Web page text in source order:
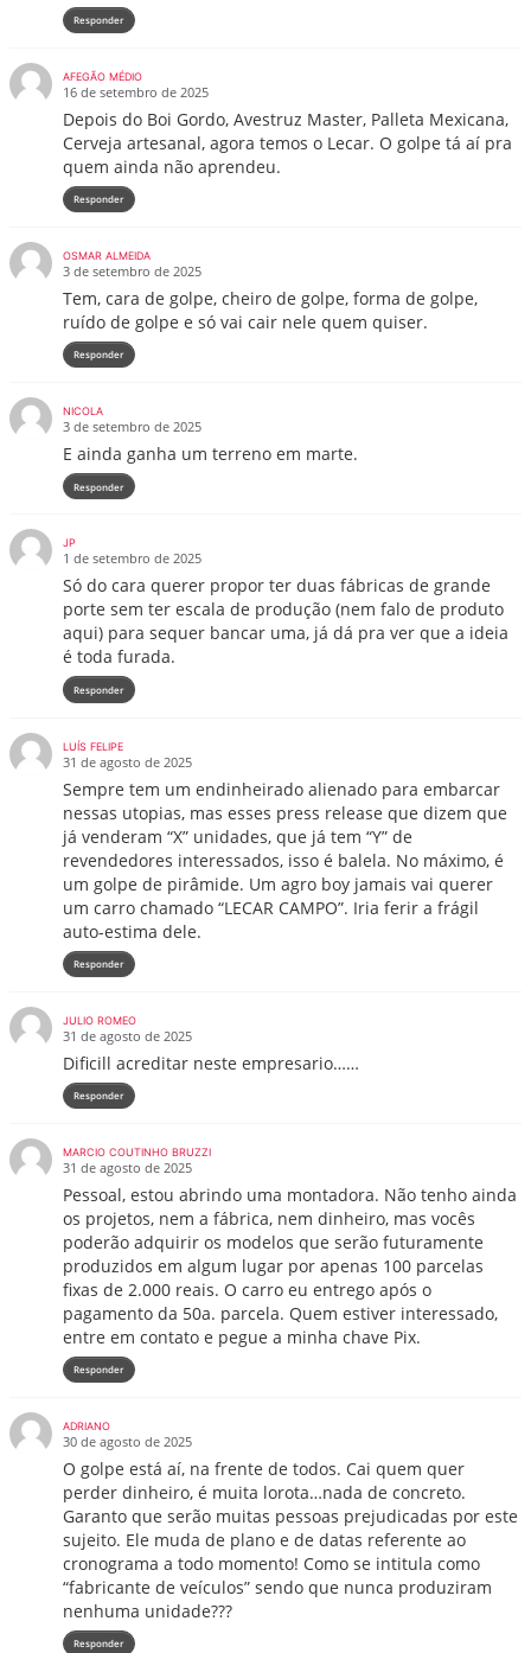
Responder
AFEGÃO MÉDIO
16 de setembro de 2025
Depois do Boi Gordo, Avestruz Master, Palleta Mexicana,
Cerveja artesanal, agora temos o Lecar. O golpe tá aí pra
quem ainda não aprendeu.
Responder
OSMAR ALMEIDA
3 de setembro de 2025
Tem, cara de golpe, cheiro de golpe, forma de golpe,
ruído de golpe e só vai cair nele quem quiser.
Responder
NICOLA
3 de setembro de 2025
E ainda ganha um terreno em marte.
Responder
JP
1 de setembro de 2025
Só do cara querer propor ter duas fábricas de grande
porte sem ter escala de produção (nem falo de produto
aqui) para sequer bancar uma, já dá pra ver que a ideia
é toda furada.
Responder
LUÍS FELIPE
31 de agosto de 2025
Sempre tem um endinheirado alienado para embarcar
nessas utopias, mas esses press release que dizem que
já venderam “X” unidades, que já tem “Y” de
revendedores interessados, isso é balela. No máximo, é
um golpe de pirâmide. Um agro boy jamais vai querer
um carro chamado “LECAR CAMPO”. Iria ferir a frágil
auto-estima dele.
Responder
JULIO ROMEO
31 de agosto de 2025
Dificill acreditar neste empresario……
Responder
MARCIO COUTINHO BRUZZI
31 de agosto de 2025
Pessoal, estou abrindo uma montadora. Não tenho ainda
os projetos, nem a fábrica, nem dinheiro, mas vocês
poderão adquirir os modelos que serão futuramente
produzidos em algum lugar por apenas 100 parcelas
fixas de 2.000 reais. O carro eu entrego após o
pagamento da 50a. parcela. Quem estiver interessado,
entre em contato e pegue a minha chave Pix.
Responder
ADRIANO
30 de agosto de 2025
O golpe está aí, na frente de todos. Cai quem quer
perder dinheiro, é muita lorota…nada de concreto.
Garanto que serão muitas pessoas prejudicadas por este
sujeito. Ele muda de plano e de datas referente ao
cronograma a todo momento! Como se intitula como
“fabricante de veículos” sendo que nunca produziram
nenhuma unidade???
Responder